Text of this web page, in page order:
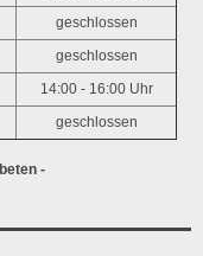
geschlossen
geschlossen
14:00 - 16:00 Uhr
geschlossen
-